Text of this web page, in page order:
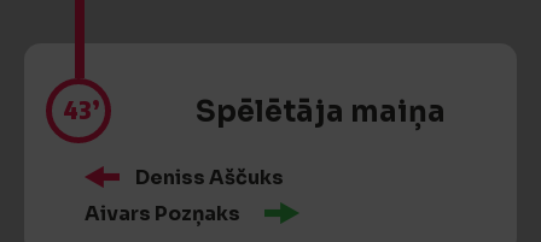
43’ Spēlētāja maiņa
Deniss Aščuks
Aivars Pozņaks